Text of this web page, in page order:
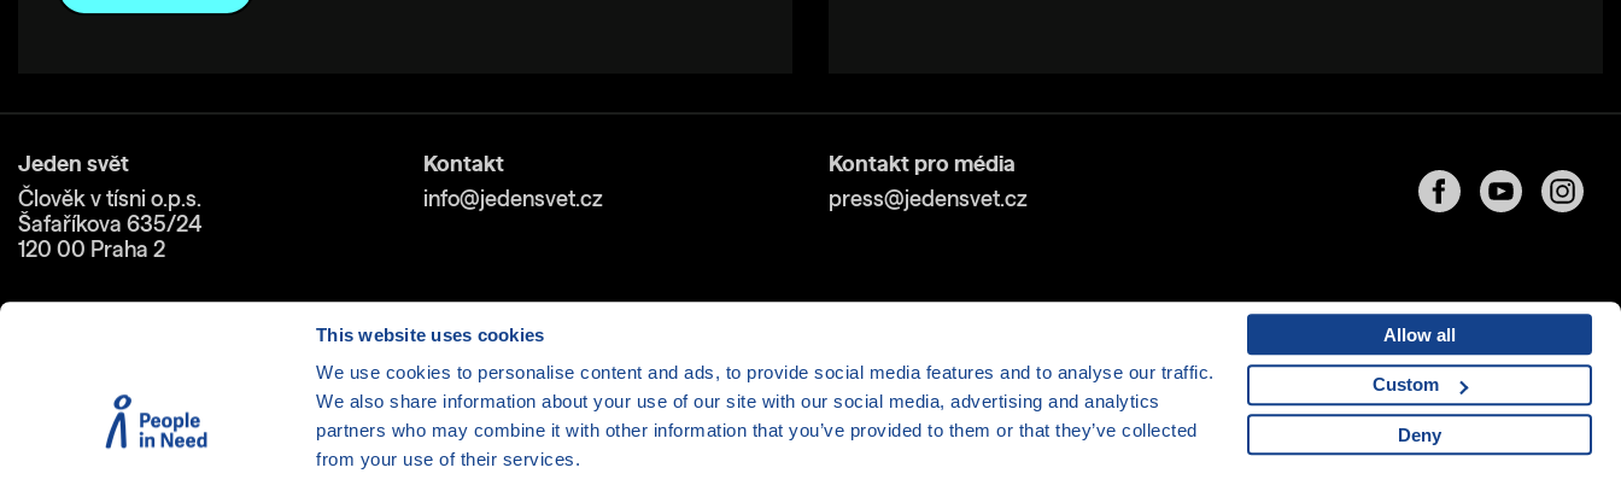
This website uses cookies
We use cookies to personalise content and ads, to provide social media features and to analyse our traffic.
We also share information about your use of our site with our social media, advertising and analytics
partners who may combine it with other information that you’ve provided to them or that they’ve collected
from your use of their services.
Allow all
Custom
Deny
Jeden svět
Člověk v tísni o.p.s.
Šafaříkova 635/24
120 00 Praha 2
Kontakt
info@jedensvet.cz
Kontakt pro média
press@jedensvet.cz
Cookies| © 1999-2026 Člověk v tísni o.p.s., web běží v rámci bezplatnéhoserverhostingspolečnosti